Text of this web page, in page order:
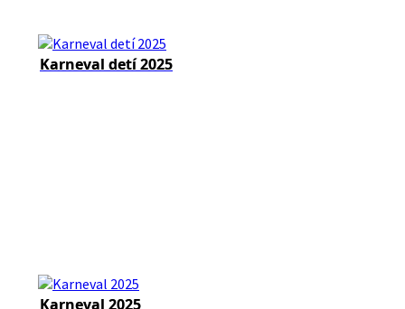
Karneval detí 2025
Karneval 2025